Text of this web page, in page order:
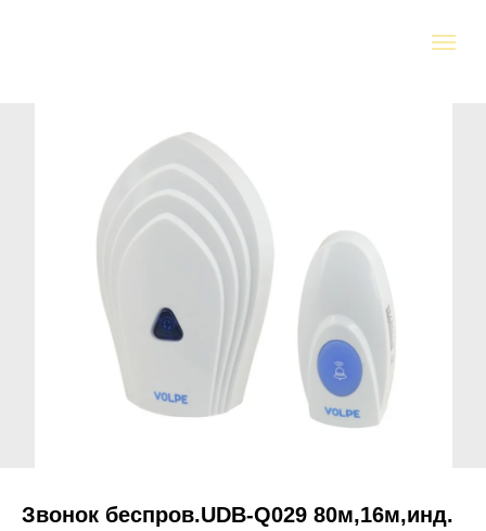
Звонок беспров.UDB-Q029 80м,16м,инд.